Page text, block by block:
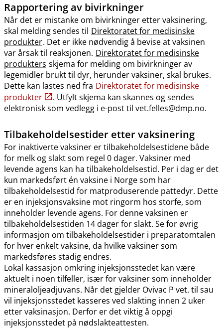
Rapportering av bivirkninger
Når det er mistanke om bivirkninger etter vaksinering,
skal melding sendes til Direktoratet for medisinske
produkter. Det er ikke nødvendig å bevise at vaksinen
var årsak til reaksjonen. Direktoratet for medisinske
produkters skjema for melding om bivirkninger av
legemidler brukt til dyr, herunder vaksiner, skal brukes.
Dette kan lastes ned fra Direktoratet for medisinske
produkter
. Utfylt skjema kan skannes og sendes
elektronisk som vedlegg i e-post til vet.felles@dmp.no.
Tilbakeholdelsestider etter vaksinering
For inaktiverte vaksiner er tilbakeholdelsestidene både
for melk og slakt som regel 0 dager. Vaksiner med
levende agens kan ha tilbakeholdelsestid. Per i dag er det
kun markedsført én vaksine i Norge som har
tilbakeholdelsestid for matproduserende pattedyr. Dette
er en injeksjonsvaksine mot ringorm hos storfe, som
inneholder levende agens. For denne vaksinen er
tilbakeholdelsestiden 14 dager for slakt. Se for øvrig
informasjon om tilbakeholdelsestider i preparatomtalen
for hver enkelt vaksine, da hvilke vaksiner som
markedsføres stadig endres.
Lokal kassasjon omkring injeksjonsstedet kan være
aktuelt i noen tilfeller, især for vaksiner som inneholder
mineraloljeadjuvans. Når det gjelder Ovivac P vet. til sau
vil injeksjonsstedet kasseres ved slakting innen 2 uker
etter vaksinasjon. Derfor er det viktig å oppgi
injeksjonsstedet på nødslakteattesten.